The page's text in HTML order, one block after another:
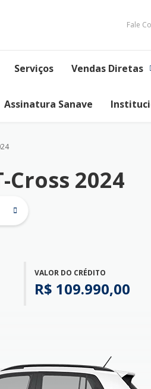
Fale
Serviços Vendas Diretas
Assinatura Sanave
Cross 2024
VALOR DO CRÉDITO
R$ 109.990,00